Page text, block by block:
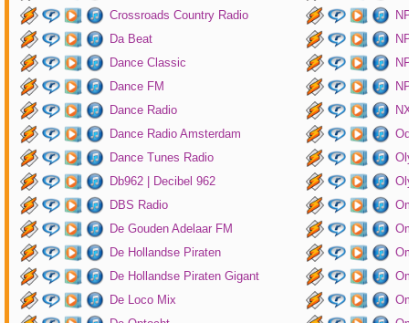
Crossroads Country Radio
Da Beat
Dance Classic
Dance FM
Dance Radio
Dance Radio Amsterdam
Dance Tunes Radio
Db962 | Decibel 962
DBS Radio
De Gouden Adelaar FM
De Hollandse Piraten
De Hollandse Piraten Gigant
De Loco Mix